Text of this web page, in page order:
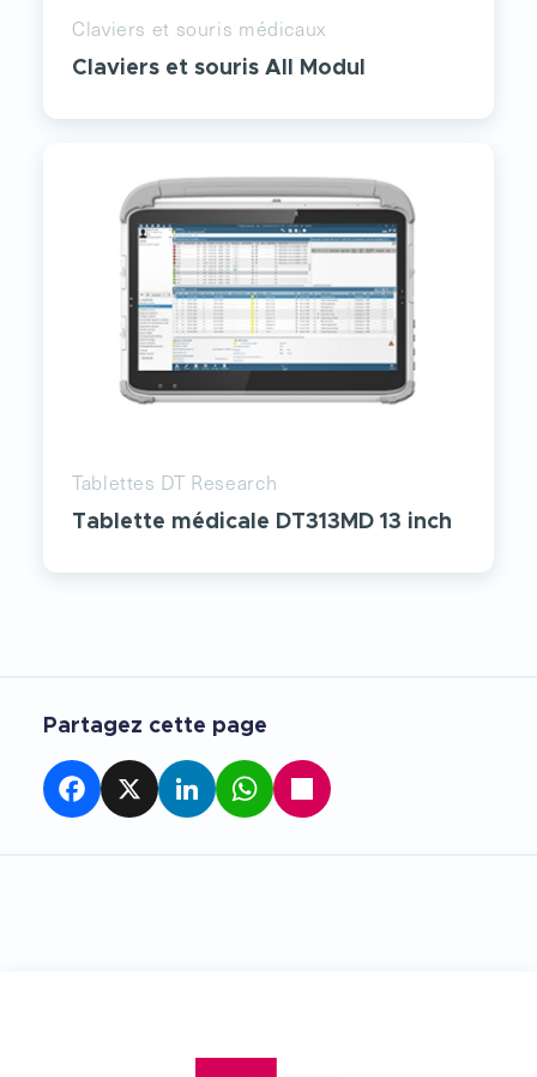
Claviers et souris médicaux
Claviers et souris All Modul
Tablettes DT Research
Tablette médicale DT313MD 13 inch
Partagez cette page
Facebook LinkedInWhatsAppPartager